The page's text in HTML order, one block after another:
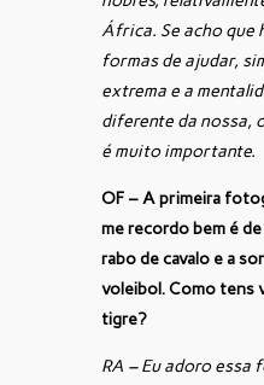
África. Se acho que
formas de ajudar,
extrema e a
diferente da nossa,
é muito importante.
OF – A primeira
me recordo bem é
rabo de cavalo e a
voleibol. Como tens
tigre?
RA – Eu adoro